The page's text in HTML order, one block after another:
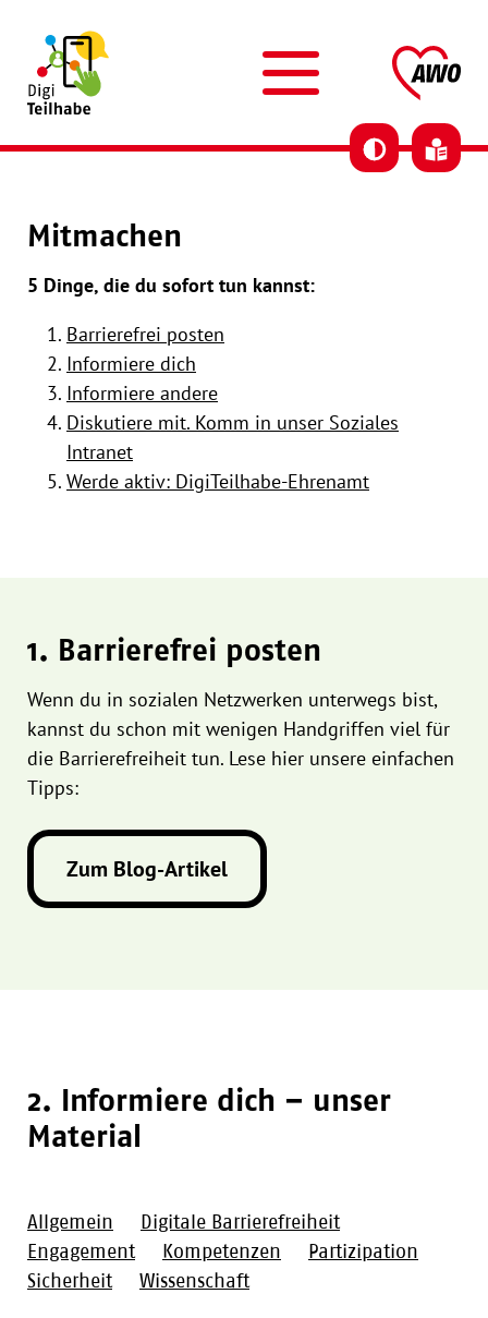
AWO DigiTeilhabe
Mitmachen
5 Dinge, die du sofort tun kannst:
Barrierefrei posten
Informiere dich
Informiere andere
Diskutiere mit. Komm in unser Soziales
Intranet
Werde aktiv: DigiTeilhabe-Ehrenamt
1. Barrierefrei posten
Wenn du in sozialen Netzwerken unterwegs bist,
kannst du schon mit wenigen Handgriffen viel für
die Barrierefreiheit tun. Lese hier unsere einfachen
Tipps:
Zum Blog-Artikel
2. Informiere dich – unser
Material
Allgemein
Digitale Barrierefreiheit
Engagement
Kompetenzen
Partizipation
Sicherheit
Wissenschaft